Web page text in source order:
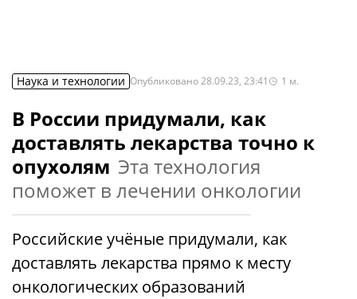
Наука и технологии Опубликовано28.09.23, 23:41 1 м.
В России придумали, как
доставлять лекарства точно к
опухолям Эта технология
поможет в лечении онкологии
Российские учёные придумали, как
доставлять лекарства прямо к месту
онкологических образований